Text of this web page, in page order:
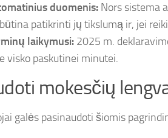
duomenis: Nors sistema
patikrinti jų tikslumą ir, jei
laikymusi: 2025 m.
visko paskutinei minutei.
mokesčių
galės pasinaudoti šiomis